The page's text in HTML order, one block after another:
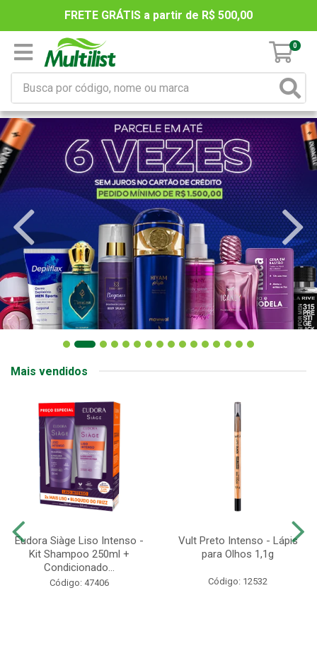
FRETE GRÁTIS a partir de R$ 500,00
0
Mais vendidos
Eudora Siàge Liso Intenso -
Kit Shampoo 250ml +
Condicionado...
Código: 47406
Vult Preto Intenso - Lápis
para Olhos 1,1g
Código: 12532